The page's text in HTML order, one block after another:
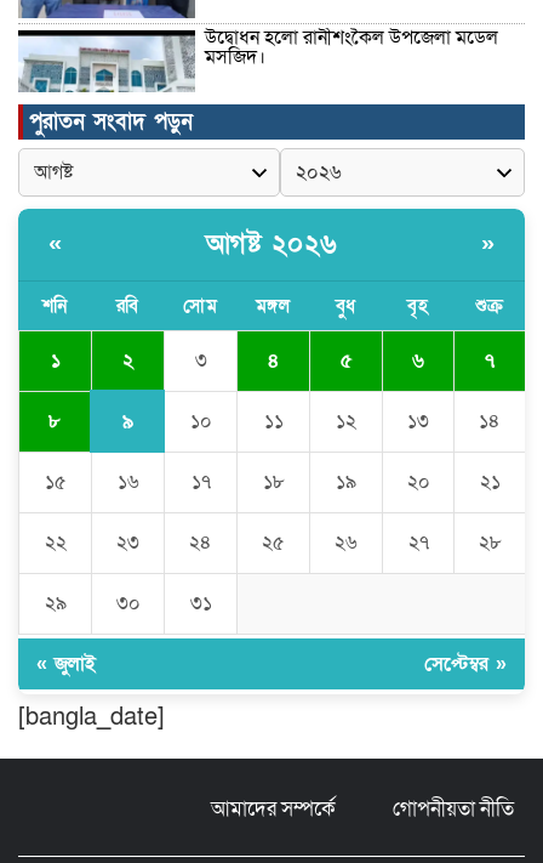
উদ্বোধন হলো রানীশংকৈল উপজেলা মডেল
মসজিদ।
কুমিল্লা প্রেসক্লাবে তিন সাবেক সভাপতিকে
জলবায়ু পরিবর্তনের বিরূপ প্রভাব
চৌদ্দগ্রামে পুলিশের প্রতি জনগণের আস্থা
ফেরাতে বিশেষ ভূমিকা রাখছেন ওসি আরিফ
হোসাইন
লালমনিরহাট দলিল লেখক সমিতির ত্রি-বার্ষিক
শিক্ষার্থীকে সত্যিকারের মানুষ হিসেবে গড়ে
তুলতে হবে -জবি ভিসি ড. রইছ উদদীন
বগুড়ায় দিনমজুরের বাজারে শাহ্ ফতেহ আলী
পুরাতন সংবাদ পড়ুন
« আগষ্ট ২০২৬ »
শনি রবি সোম মঙ্গল বুধ বৃহ শুক্র
১ ২ ৩ ৪ ৫ ৬ ৭
৮ ৯ ১০ ১১ ১২ ১৩ ১৪
১৫ ১৬ ১৭ ১৮ ১৯ ২০ ২১
২২ ২৩ ২৪ ২৫ ২৬ ২৭ ২৮
২৯ ৩০ ৩১
« জুলাই সেপ্টেম্বর »
[bangla_date]
আমাদের সম্পর্কে গোপনীয়তা নীতি